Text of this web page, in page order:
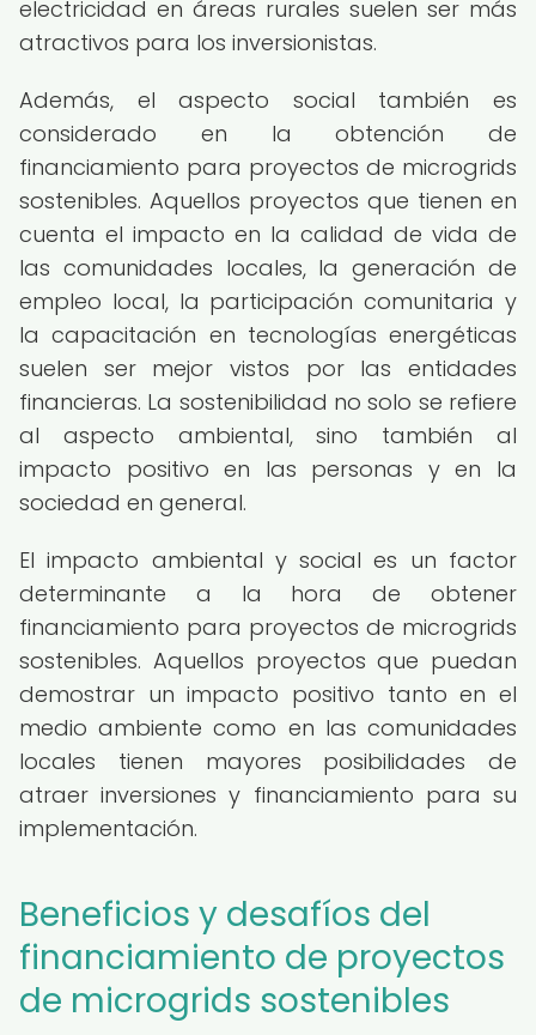
electricidad en áreas rurales suelen ser más
atractivos para los inversionistas.
Además, el aspecto social también es
considerado en la obtención de
financiamiento para proyectos de microgrids
sostenibles. Aquellos proyectos que tienen en
cuenta el impacto en la calidad de vida de
las comunidades locales, la generación de
empleo local, la participación comunitaria y
la capacitación en tecnologías energéticas
suelen ser mejor vistos por las entidades
financieras. La sostenibilidad no solo se refiere
al aspecto ambiental, sino también al
impacto positivo en las personas y en la
sociedad en general.
El impacto ambiental y social es un factor
determinante a la hora de obtener
financiamiento para proyectos de microgrids
sostenibles. Aquellos proyectos que puedan
demostrar un impacto positivo tanto en el
medio ambiente como en las comunidades
locales tienen mayores posibilidades de
atraer inversiones y financiamiento para su
implementación.
Beneficios y desafíos del
financiamiento de proyectos
de microgrids sostenibles